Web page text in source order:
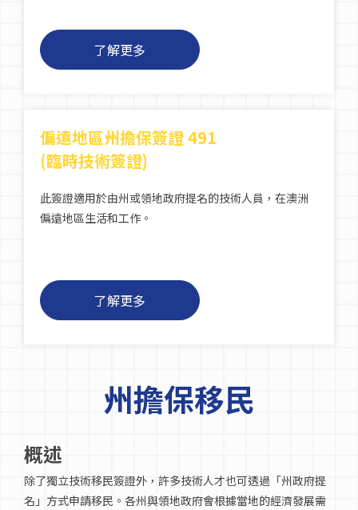
了解更多
偏遠地區州擔保簽證 491
(臨時技術簽證)
此簽證適用於由州或領地政府提名的技術人員，在澳洲
偏遠地區生活和工作。
了解更多
州擔保移民
概述
除了獨立技術移民簽證外，許多技術人才也可透過「州政府提
名」方式申請移民。各州與領地政府會根據當地的經濟發展需